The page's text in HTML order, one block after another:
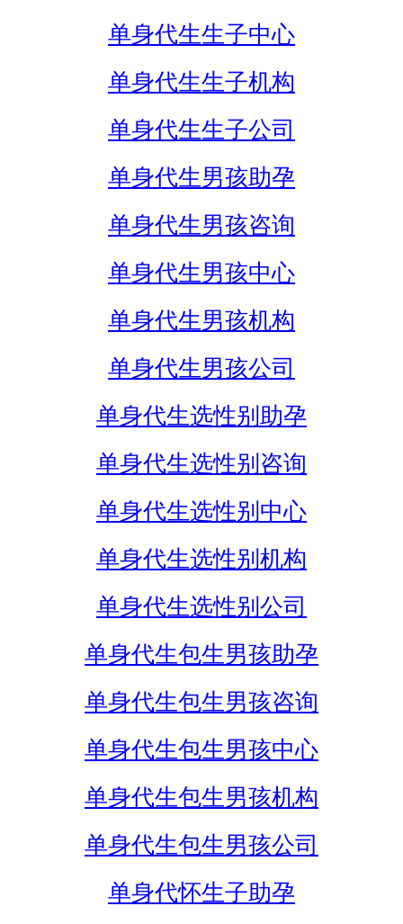
单身代生生子中心
单身代生生子机构
单身代生生子公司
单身代生男孩助孕
单身代生男孩咨询
单身代生男孩中心
单身代生男孩机构
单身代生男孩公司
单身代生选性别助孕
单身代生选性别咨询
单身代生选性别中心
单身代生选性别机构
单身代生选性别公司
单身代生包生男孩助孕
单身代生包生男孩咨询
单身代生包生男孩中心
单身代生包生男孩机构
单身代生包生男孩公司
单身代怀生子助孕